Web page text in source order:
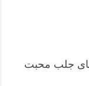
جلب محبت